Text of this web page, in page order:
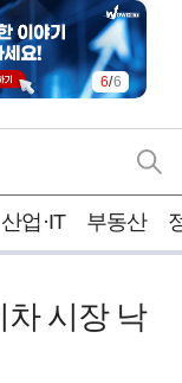
6/6
산업·IT 부동산
차 시장 낙